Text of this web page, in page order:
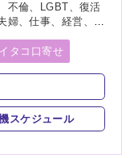
不倫、LGBT、復活
婦、仕事、経営、適
イタコ口寄せ
スケジュール